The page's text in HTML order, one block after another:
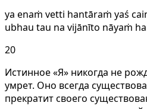
ya enaṁ vetti hantāraṁ yaś
ubhau tau na vijānīto nāyaṁ
20
Истинное «Я» никогда не
умрет. Оно всегда
прекратит своего